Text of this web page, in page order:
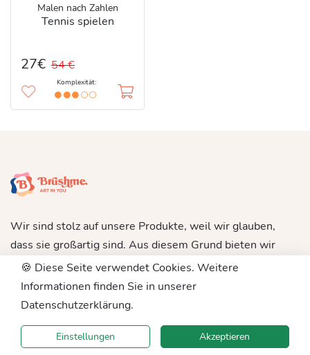
Malen nach Zahlen
Tennis spielen
27€ 54 €
Komplexität:
Wir sind stolz auf unsere Produkte, weil wir glauben,
dass sie großartig sind. Aus diesem Grund bieten wir
eine 100-prozentige Zufriedenheitsgarantie. Wenn
mit Ihrer Bestellung etwas nicht stimmt, können Sie
sich schnell an unser hilfsbereites Kundensupport-
🍪 Diese Seite verwendet Cookies. Weitere
Informationen finden Sie in unserer
Datenschutzerklärung.
Einstellungen Akzeptieren